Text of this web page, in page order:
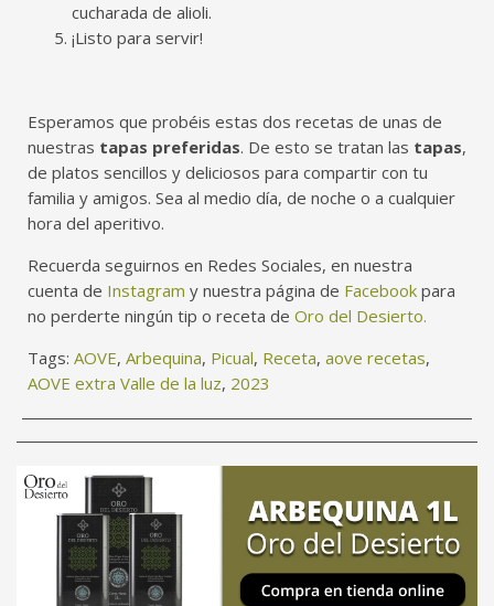
cucharada de alioli.
¡Listo para servir!
Esperamos que probéis estas dos recetas de unas de
nuestras tapas preferidas. De esto se tratan las tapas,
de platos sencillos y deliciosos para compartir con tu
familia y amigos. Sea al medio día, de noche o a cualquier
hora del aperitivo.
Recuerda seguirnos en Redes Sociales, en nuestra
cuenta de Instagram y nuestra página de Facebook para
no perderte ningún tip o receta de Oro del Desierto.
Tags: AOVE, Arbequina, Picual, Receta, aove recetas,
AOVE extra Valle de la luz, 2023